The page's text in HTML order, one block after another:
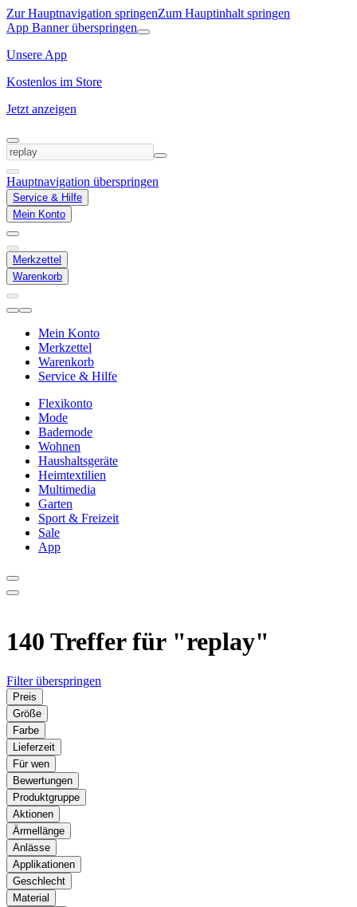
Zur Hauptnavigation springenZum Hauptinhalt springen
App Banner überspringen
Unsere App
Kostenlos im Store
Jetzt anzeigen
Hauptnavigation überspringen
Service & Hilfe
Mein Konto
Merkzettel
Warenkorb
Mein Konto
Merkzettel
Warenkorb
Service & Hilfe
Flexikonto
Mode
Bademode
Wohnen
Haushaltsgeräte
Heimtextilien
Multimedia
Garten
Sport & Freizeit
Sale
App
140 Treffer für "replay"
Filter überspringen
Preis
Größe
Farbe
Lieferzeit
Für wen
Bewertungen
Produktgruppe
Aktionen
Ärmellänge
Anlässe
Applikationen
Geschlecht
Material